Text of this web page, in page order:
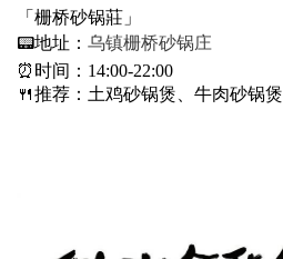
「栅桥砂锅莊」
📟地址： 乌镇栅桥砂锅庄
⏰时间：14:00-22:00
🍴推荐：土鸡砂锅煲、牛肉砂锅煲